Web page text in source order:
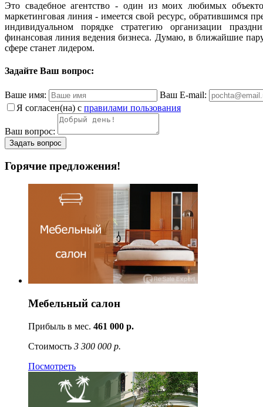
Это свадебное агентство - один из моих любимых
маркетинговая линия - имеется свой ресурс, обратившимся
индивидуальном порядке стратегию организации
финансовая линия ведения бизнеса. Думаю, в ближайшие пару
сфере станет лидером.
Задайте Ваш вопрос:
Ваше имя:
Ваш E-mail:
Я согласен(на) с правилами пользования
Ваш вопрос:
Горячие предложения!
Мебельный салон
Прибыль в мес. 461 000 р.
Стоимость 3 300 000 р.
Посмотреть